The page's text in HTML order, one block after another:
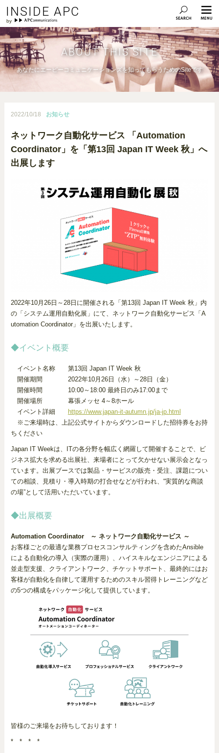
INSIDE APC
ABOUT THIS SITE
あなたにエーピーコミュニケーションズを知ってもらうためのSiteです
2022/10/18 お知らせ
ネットワーク自動化サービス 「Automation
Coordinator」を「第13回 Japan IT Week 秋」へ
出展します
2022年10月26日～28日に開催される「第13回 Japan IT Week 秋」内
の「システム運用自動化展」にて、ネットワーク自動化サービス「A
utomation Coordinator」を出展いたします。
◆イベント概要
イベント名称 第13回 Japan IT Week 秋
開催期間 2022年10月26日（水）～28日（金）
開催時間 10:00～18:00 最終日のみ17:00まで
開催場所 幕張メッセ 4～8ホール
イベント詳細
https://www.japan-it-autumn.jp/ja-jp.html
※ご来場時は、上記公式サイトからダウンロードした招待券をお持
ちください
Japan IT Weekは、ITの各分野を幅広く網羅して開催することで、ビ
ジネス拡大を求める出展社、来場者にとって欠かせない展示会となっ
ています。出展ブースでは製品・サービスの販売・受注、課題につい
ての相談、見積り・導入時期の打合せなどが行われ、“実質的な商談
の場”として活用いただいています。
◆出展概要
Automation Coordinator ～ ネットワーク自動化サービス ～
お客様ごとの最適な業務プロセスコンサルティングを含めたAnsible
による自動化の導入（実際の運用）、ハイスキルなエンジニアによる
並走型支援、クライアントワーク、チケットサポート、最終的にはお
客様が自動化を自律して運用するためのスキル習得トレーニングなど
の5つの構成をパッケージ化して提供しています。
皆様のご来場をお待ちしております！
* * * *